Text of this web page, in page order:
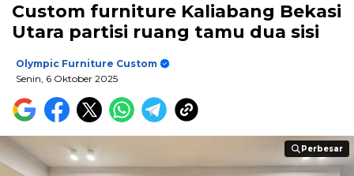
Custom furniture Kaliabang Bekasi
Utara partisi ruang tamu dua sisi
Olympic Furniture Custom
Senin, 6 Oktober 2025
Perbesar
Perbesar